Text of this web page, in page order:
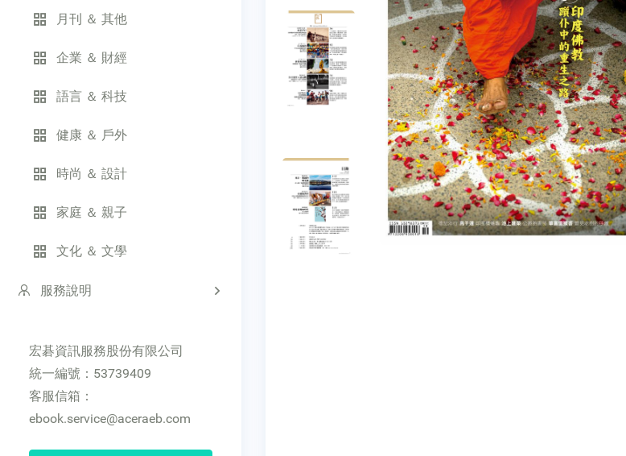
月刊 ＆ 其他
企業 ＆ 財經
語言 ＆ 科技
健康 ＆ 戶外
時尚 ＆ 設計
家庭 ＆ 親子
文化 ＆ 文學
服務說明
宏碁資訊服務股份有限公司
統一編號：53739409
客服信箱：
ebook.service@aceraeb.com